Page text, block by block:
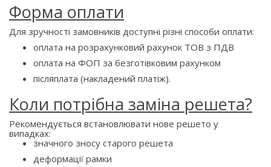
Форма оплати
Для зручності замовників доступні різні способи оплати:
оплата на розрахунковий рахунок ТОВ з ПДВ
оплата на ФОП за безготівковим рахунком
післяплата (накладений платіж).
Коли потрібна заміна решета?
Рекомендується встановлювати нове решето у
випадках:
значного зносу старого решета
деформації рамки